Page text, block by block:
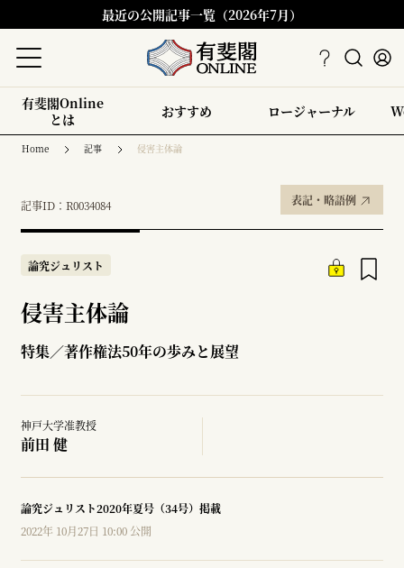
最近の公開記事一覧（2026年7月）
有斐閣Online
とは
おすすめ ロージャーナル
Home 記事 侵害主体論
記事ID：R0034084 表記・略語例
論究ジュリスト
侵害主体論
特集／著作権法50年の歩みと展望
神戸大学准教授
前田 健
論究ジュリスト2020年夏号（34号）掲載
2022年 10月27日 10:00 公開